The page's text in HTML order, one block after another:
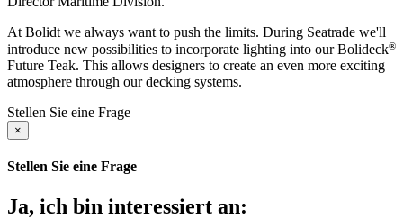
At Bolidt we always want to push the limits. During Seatrade we'll
introduce new possibilities to incorporate lighting into our Bolideck®
Future Teak. This allows designers to create an even more exciting
atmosphere through our decking systems.
Stellen Sie eine Frage
×
Stellen Sie eine Frage
Ja, ich bin interessiert an: